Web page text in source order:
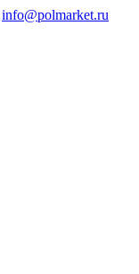
info@polmarket.ru